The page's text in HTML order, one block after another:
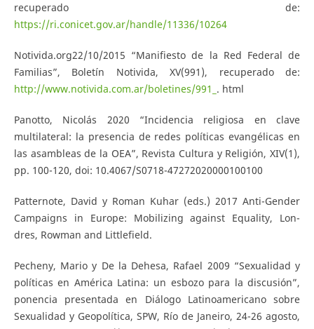
recuperado de:
https://ri.conicet.gov.ar/handle/11336/10264
Notivida.org22/10/2015 “Manifiesto de la Red Federal de
Familias”, Boletín Notivida, XV(991), recuperado de:
http://www.notivida.com.ar/boletines/991_ . html
Panotto, Nicolás 2020 “Incidencia religiosa en clave
multilateral: la presencia de redes políticas evangélicas en
las asambleas de la OEA”, Revista Cultura y Religión, XIV(1),
pp. 100-120, doi: 10.4067/S0718-47272020000100100
Patternote, David y Roman Kuhar (eds.) 2017 Anti-Gender
Campaigns in Europe: Mobilizing against Equality, Lon-
dres, Rowman and Littlefield.
Pecheny, Mario y De la Dehesa, Rafael 2009 “Sexualidad y
políticas en América Latina: un esbozo para la discusión”,
ponencia presentada en Diálogo Latinoamericano sobre
Sexualidad y Geopolítica, SPW, Río de Janeiro, 24-26 agosto,